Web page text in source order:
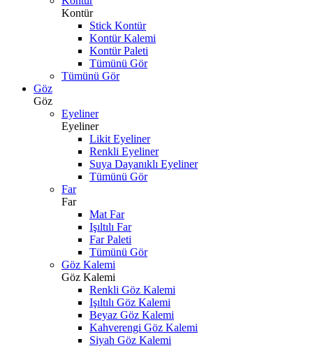
Kontür
Stick Kontür
Kontür Kalemi
Kontür Paleti
Tümünü Gör
Tümünü Gör
Göz
Göz
Eyeliner
Eyeliner
Likit Eyeliner
Renkli Eyeliner
Suya Dayanıklı Eyeliner
Tümünü Gör
Far
Far
Mat Far
Işıltılı Far
Far Paleti
Tümünü Gör
Göz Kalemi
Göz Kalemi
Renkli Göz Kalemi
Işıltılı Göz Kalemi
Beyaz Göz Kalemi
Kahverengi Göz Kalemi
Siyah Göz Kalemi